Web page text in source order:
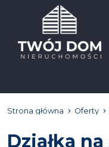
Strona główna Oferty
Działka